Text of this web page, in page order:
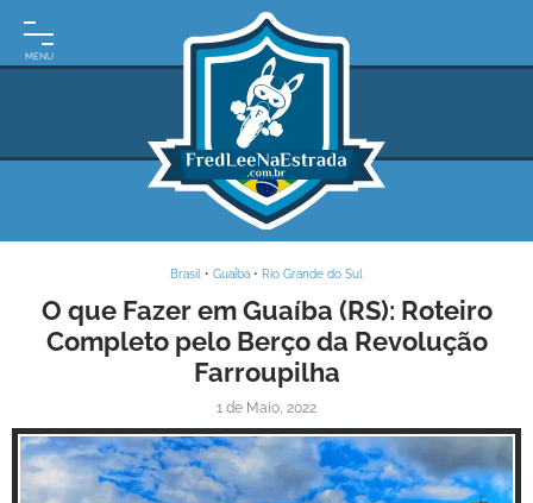
INÍCIO
URUGUAI
VIAGEM
MAPAS
RODOVIÁRIOS
Brasil • Guaíba • Rio Grande do Sul
O que Fazer em Guaíba (RS): Roteiro
Completo pelo Berço da Revolução
Farroupilha
1 de Maio, 2022